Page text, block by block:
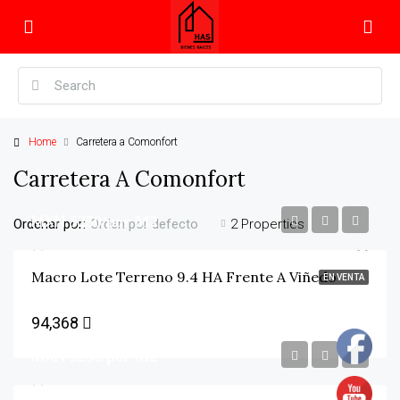
Home Carretera a Comonfort
Carretera A Comonfort
2 Properties
Ordenar por: Orden por defecto
EN VENTA
MXN$250/por M2
Macro Lote Terreno 9.4 HA Frente A Viñedo
94,368